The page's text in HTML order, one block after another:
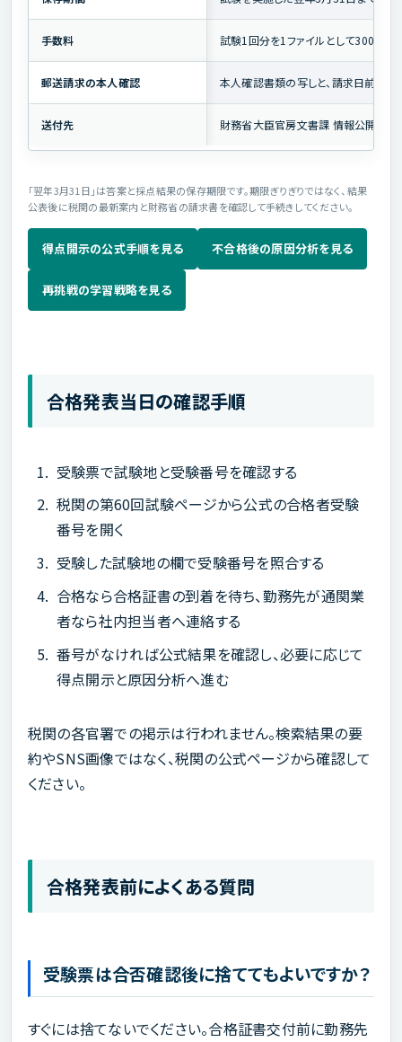
手数料 試験1回分を1ファイルとして300円
郵送請求の本人確認 本人確認書類の写しと、請求日前30
送付先 財務省大臣官房文書課 情報公開・個
「翌年3月31日」は答案と採点結果の保存期限です。期限ぎりぎりではなく、結果
公表後に税関の最新案内と財務省の請求書を確認して手続きしてください。
得点開示の公式手順を見る 不合格後の原因分析を見る
再挑戦の学習戦略を見る
合格発表当日の確認手順
受験票で試験地と受験番号を確認する
税関の第60回試験ページから公式の合格者受験
番号を開く
受験した試験地の欄で受験番号を照合する
合格なら合格証書の到着を待ち、勤務先が通関業
者なら社内担当者へ連絡する
番号がなければ公式結果を確認し、必要に応じて
得点開示と原因分析へ進む
税関の各官署での掲示は行われません。検索結果の要
約やSNS画像ではなく、税関の公式ページから確認して
ください。
合格発表前によくある質問
受験票は合否確認後に捨ててもよいですか？
すぐには捨てないでください。合格証書交付前に勤務先